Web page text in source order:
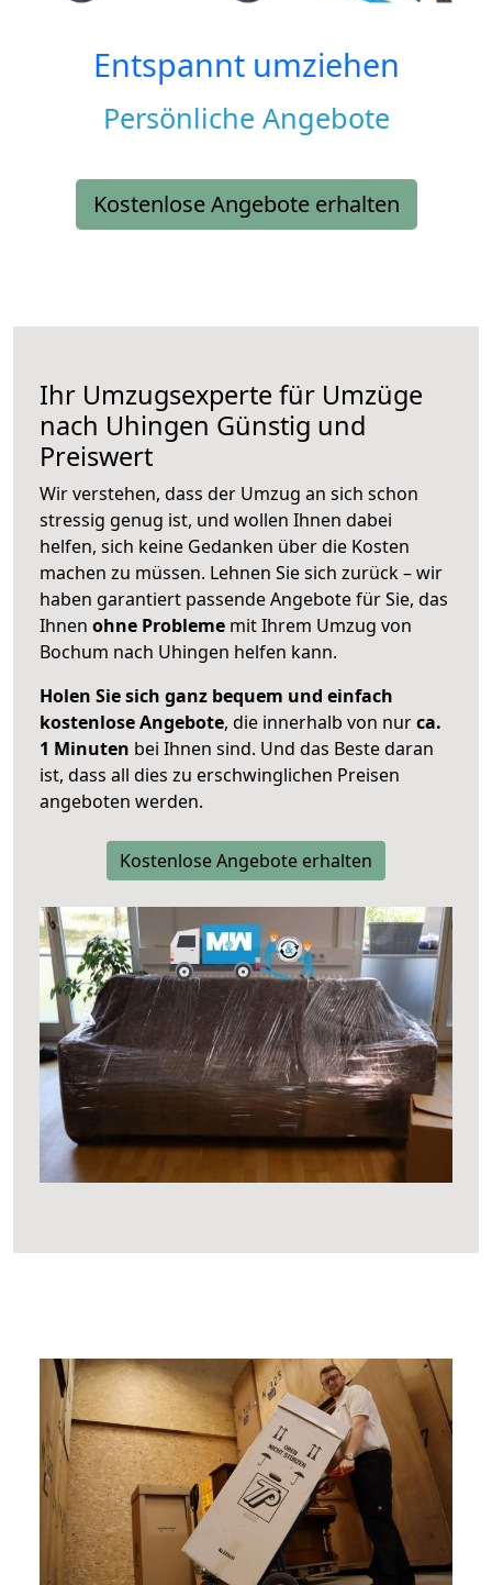
Entspannt umziehen
Persönliche Angebote
Kostenlose Angebote erhalten
Ihr Umzugsexperte für Umzüge
nach Uhingen Günstig und
Preiswert
Wir verstehen, dass der Umzug an sich schon
stressig genug ist, und wollen Ihnen dabei
helfen, sich keine Gedanken über die Kosten
machen zu müssen. Lehnen Sie sich zurück – wir
haben garantiert passende Angebote für Sie, das
Ihnen ohne Probleme mit Ihrem Umzug von
Bochum nach Uhingen helfen kann.
Holen Sie sich ganz bequem und einfach
kostenlose Angebote, die innerhalb von nurca.
1 Minuten bei Ihnen sind. Und das Beste daran
ist, dass all dies zu erschwinglichen Preisen
angeboten werden.
Kostenlose Angebote erhalten